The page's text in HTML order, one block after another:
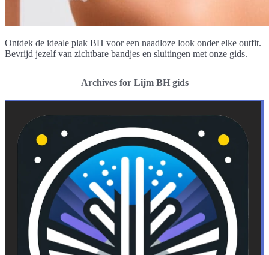
Ontdek de ideale plak BH voor een naadloze look onder elke outfit.
Bevrijd jezelf van zichtbare bandjes en sluitingen met onze gids.
Archives for Lijm BH gids